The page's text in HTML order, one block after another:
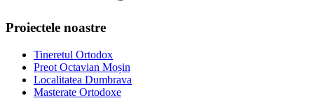
Proiectele noastre
Tineretul Ortodox
Preot Octavian Moșin
Localitatea Dumbrava
Masterate Ortodoxe